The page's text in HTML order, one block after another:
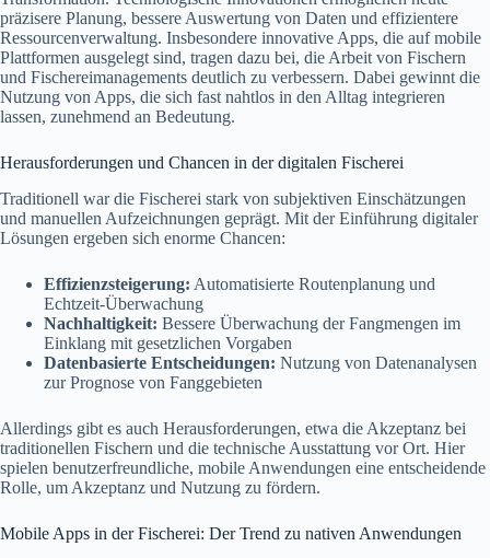
präzisere Planung, bessere Auswertung von Daten und effizientere
Ressourcenverwaltung. Insbesondere innovative Apps, die auf mobile
Plattformen ausgelegt sind, tragen dazu bei, die Arbeit von Fischern
und Fischereimanagements deutlich zu verbessern. Dabei gewinnt die
Nutzung von Apps, die sich fast nahtlos in den Alltag integrieren
lassen, zunehmend an Bedeutung.
Herausforderungen und Chancen in der digitalen Fischerei
Traditionell war die Fischerei stark von subjektiven Einschätzungen
und manuellen Aufzeichnungen geprägt. Mit der Einführung digitaler
Lösungen ergeben sich enorme Chancen:
Effizienzsteigerung: Automatisierte Routenplanung und
Echtzeit-Überwachung
Nachhaltigkeit: Bessere Überwachung der Fangmengen im
Einklang mit gesetzlichen Vorgaben
Datenbasierte Entscheidungen: Nutzung von Datenanalysen
zur Prognose von Fanggebieten
Allerdings gibt es auch Herausforderungen, etwa die Akzeptanz bei
traditionellen Fischern und die technische Ausstattung vor Ort. Hier
spielen benutzerfreundliche, mobile Anwendungen eine entscheidende
Rolle, um Akzeptanz und Nutzung zu fördern.
Mobile Apps in der Fischerei: Der Trend zu nativen Anwendungen